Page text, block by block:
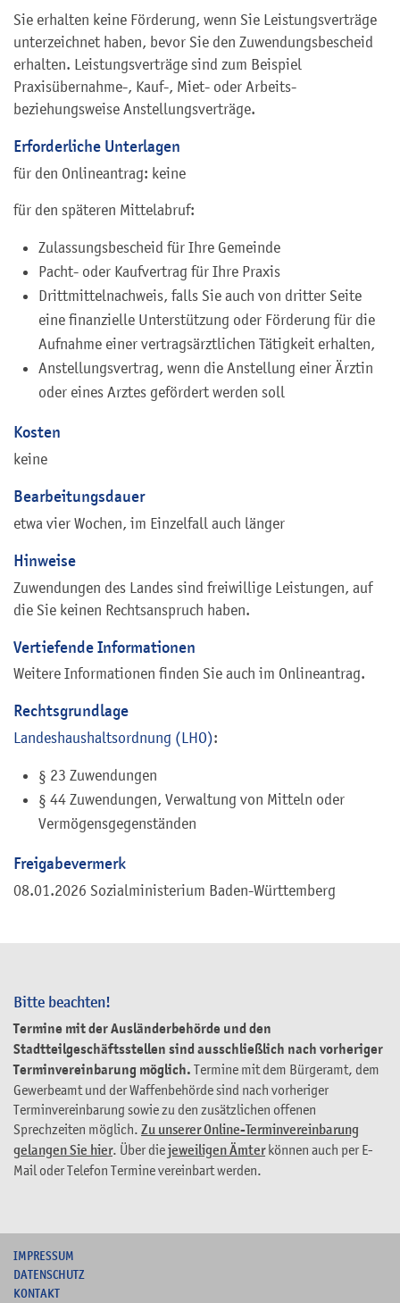
Bitte beachten!
Termine mit der Ausländerbehörde und den
Stadtteilgeschäftsstellen sind ausschließlich nach vorheriger
Terminvereinbarung möglich. Termine mit dem Bürgeramt, dem
Gewerbeamt und der Waffenbehörde sind nach vorheriger
Terminvereinbarung sowie zu den zusätzlichen offenen
Sprechzeiten möglich. Zu unserer Online-Terminvereinbarung
gelangen Sie hier. Über diejeweiligen Ämterkönnen auch per E-
Mail oder Telefon Termine vereinbart werden.
Sie erhalten keine Förderung, wenn Sie Leistungsverträge
unterzeichnet haben, bevor Sie den Zuwendungsbescheid
erhalten. Leistungsverträge sind zum Beispiel
Praxisübernahme-, Kauf-, Miet- oder Arbeits-
beziehungsweise Anstellungsverträge.
Erforderliche Unterlagen
für den Onlineantrag: keine
für den späteren Mittelabruf:
Zulassungsbescheid für Ihre Gemeinde
Pacht- oder Kaufvertrag für Ihre Praxis
Drittmittelnachweis, falls Sie auch von dritter Seite
eine finanzielle Unterstützung oder Förderung für die
Aufnahme einer vertragsärztlichen Tätigkeit erhalten,
Anstellungsvertrag, wenn die Anstellung einer Ärztin
oder eines Arztes gefördert werden soll
Kosten
keine
Bearbeitungsdauer
etwa vier Wochen, im Einzelfall auch länger
Hinweise
Zuwendungen des Landes sind freiwillige Leistungen, auf
die Sie keinen Rechtsanspruch haben.
Vertiefende Informationen
Weitere Informationen finden Sie auch im Onlineantrag.
Rechtsgrundlage
Landeshaushaltsordnung (LHO):
§ 23 Zuwendungen
§ 44 Zuwendungen, Verwaltung von Mitteln oder
Vermögensgegenständen
Freigabevermerk
08.01.2026 Sozialministerium Baden-Württemberg
IMPRESSUM
DATENSCHUTZ
KONTAKT